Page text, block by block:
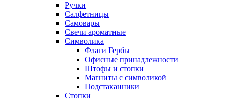
Ручки
Салфетницы
Самовары
Свечи ароматные
Символика
Флаги Гербы
Офисные принадлежности
Штофы и стопки
Магниты с символикой
Подстаканники
Стопки